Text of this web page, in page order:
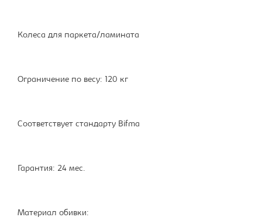
Колеса для паркета/ламината
Ограничение по весу: 120 кг
Соответствует стандарту Bifma
Гарантия: 24 мес.
Материал обивки: